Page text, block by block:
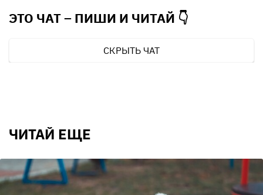
ЭТО ЧАТ – ПИШИ И ЧИТАЙ 👇
СКРЫТЬ ЧАТ
ЧИТАЙ ЕЩЕ